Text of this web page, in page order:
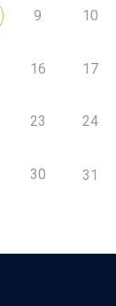
9 10
16 17
23 24
30 31